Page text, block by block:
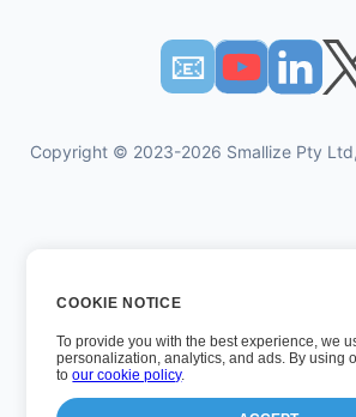
📧︎
Copyright © 2023-2026 Smallize Pty
개인 정보 정책
경영진 액세스
COOKIE NOTICE
To provide you with the best experience, we
personalization, analytics, and ads. By using
toour cookie policy.